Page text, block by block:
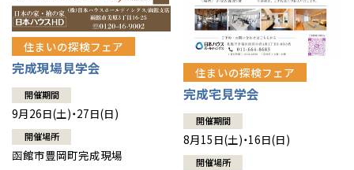
住まいの探検フェア
完成現場見学会
開催期間
9月26日(土)・27日(日)
開催場所
函館市豊岡町完成現場
住まいの探検フェア
完成宅見学会
開催期間
8月15日(土)・16日(日)
開催場所